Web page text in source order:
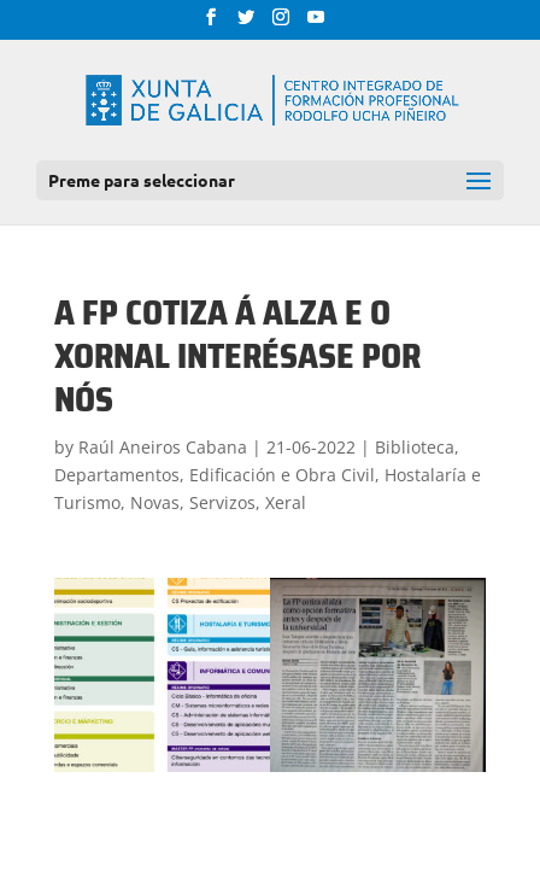
Preme para seleccionar
A FP COTIZA Á ALZA E O
XORNAL INTERÉSASE POR
NÓS
by Raúl Aneiros Cabana | 21-06-2022| Biblioteca,
Departamentos, Edificación e Obra Civil, Hostalaría e
Turismo, Novas, Servizos, Xeral